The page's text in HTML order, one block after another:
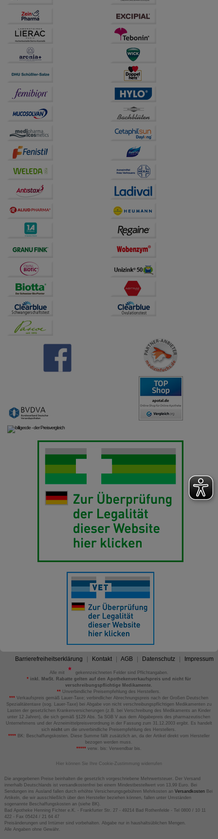
Barrierefreiheitserklärung Kontakt AGB Datenschutz Impressum
Alle mit
gekennzeichneten Felder sind Pflichtangaben.
*inkl. MwSt. Rabatte gelten auf den Apothekenverkaufspreis und nicht für
verschreibungspflichtige Medikamente.
** Unverbindliche Preisempfehlung des Herstellers.
*** Verkaufspreis gemäß Lauer-Taxe; verbindlicher Abrechnungspreis nach der Großen Deutschen
Spezialitätentaxe (sog. Lauer-Taxe) bei Abgabe von nicht verschreibungspflichtigen Medikamenten zu
Lasten der gesetzlichen Krankenversicherungen (z.B. bei Verschreibung des Medikaments an Kinder
unter 12 Jahren), die sich gemäß §129 Abs. 5a SGB V aus dem Abgabepreis des pharmazeutischen
Unternehmens und der Arzneimittelpreisverordnung in der Fassung zum 31.12.2003 ergibt. Es handelt
sich nicht um die unverbindliche Preisempfehlung des Herstellers.
****BK: Beschaffungskosten. Diese Summe fällt zusätzlich an, da der Artikel direkt vom Hersteller
bezogen werden muss.
*****verw. bis: Verwendbar bis.
Hier können Sie Ihre Cookie-Zustimmung widerrufen
Die angegebenen Preise beinhalten die gesetzlich vorgeschriebene Mehrwertsteuer. Der Versand
innerhalb Deutschlands ist versandkostenfrei bei einem Mindestbestellwert von 13,99 Euro. Bei
Sendungen ins Ausland fallen durch erhöhte Versicherungsgebühren Mehrkosten an VersandkostenBei
Artikeln, die wir ausschließlich über den Hersteller beziehen können, fallen unter Umständen
sogenannte Beschaffungskosten an (siehe BK).
Bad Apotheke Henning Fichter e.K. - Frankfurter Str. 27 - 49214 Bad Rothenfelde - Tel 0800 / 10 11
422 - Fax 05424 / 21 64 47
Preisänderungen und Irrtümer sind vorbehalten. Abgabe nur in haushaltsüblichen Mengen.
Alle Angaben ohne Gewähr.